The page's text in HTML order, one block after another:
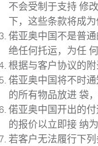
不会受制于支持 修
下，这些条款将成
偌亚奥中国不是普
绝任何托运，为任
根据与客户协议的
偌亚奥中国将不时
的所有物品放进 袋
偌亚奥中国开出的
的报价以立即接 纳
若客户无法履行下